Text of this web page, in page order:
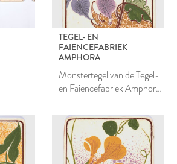
TEGEL- EN
FAIENCEFABRIEK
AMPHORA
Monstertegel van de Tegel-
en Faiencefabriek Amphora